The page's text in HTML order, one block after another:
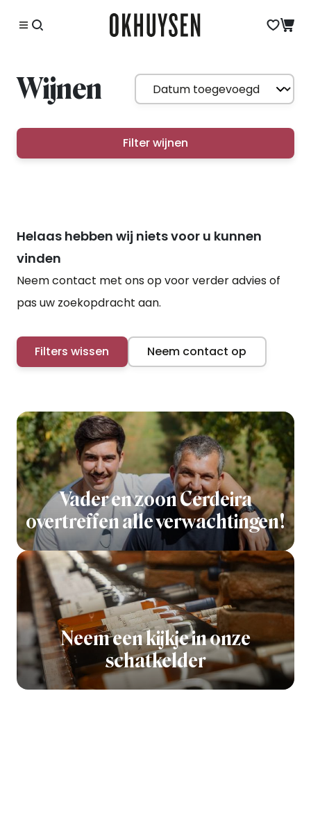
Wijnen
Filter wijnen
Helaas hebben wij niets voor u kunnen
vinden
Neem contact met ons op voor verder advies of
pas uw zoekopdracht aan.
Filters wissen Neem contact op
Vader en zoon Cerdeira
overtreffen alle verwachtingen!
Neem een kijkje in onze
schatkelder